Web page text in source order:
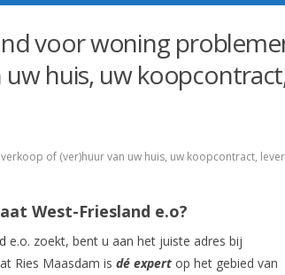
voor woning
huis, uw
of (ver)huur van uw huis, uw koopcontract,
West-Friesland e.o?
e.o. zoekt, bent u aan het juiste adres bij
Ries Maasdam is dé expert op het gebied van